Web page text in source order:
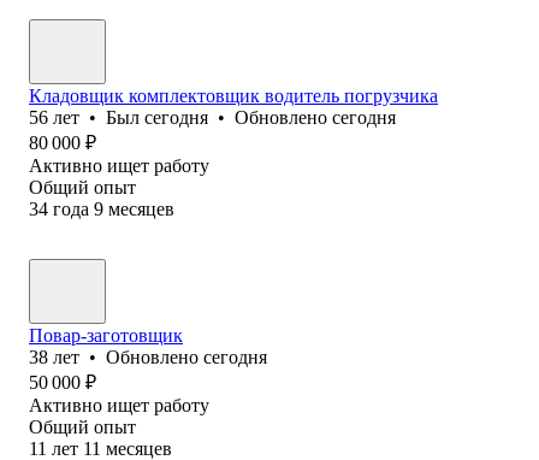
Кладовщик комплектовщик водитель погрузчика
56 лет • Был сегодня • Обновлено сегодня
80 000 ₽
Активно ищет работу
Общий опыт
34 года 9 месяцев
Повар-заготовщик
38 лет • Обновлено сегодня
50 000 ₽
Активно ищет работу
Общий опыт
11 лет 11 месяцев